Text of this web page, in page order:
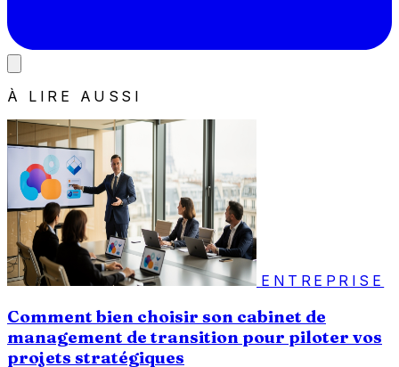
À LIRE AUSSI
ENTREPRISE
Comment bien choisir son cabinet de
management de transition pour piloter vos
projets stratégiques